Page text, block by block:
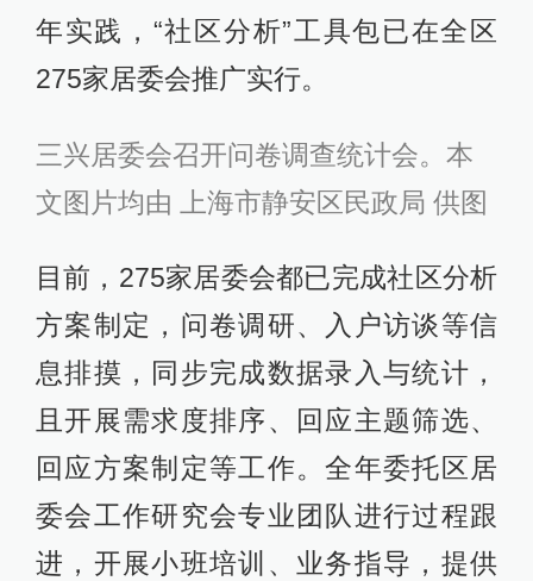
年实践，“社区分析”工具包已在全区
275家居委会推广实行。
三兴居委会召开问卷调查统计会。 本
文图片均由 上海市静安区民政局 供图
目前，275家居委会都已完成社区分析
方案制定，问卷调研、入户访谈等信
息排摸，同步完成数据录入与统计，
且开展需求度排序、回应主题筛选、
回应方案制定等工作。全年委托区居
委会工作研究会专业团队进行过程跟
进，开展小班培训、业务指导，提供